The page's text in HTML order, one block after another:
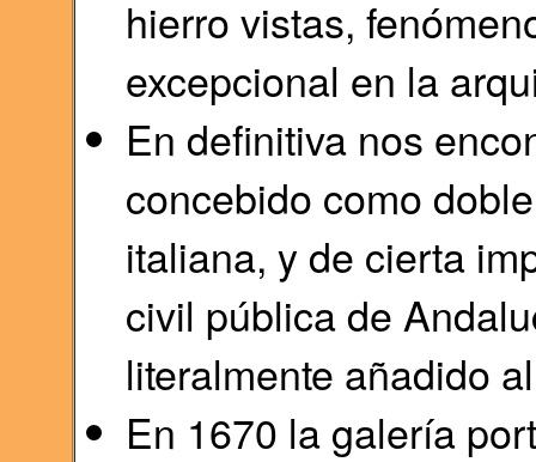
hierro vistas,
excepcional en la
En definitiva nos
concebido como
italiana, y de cierta
civil pública de
literalmente añadido
En 1670 la galería